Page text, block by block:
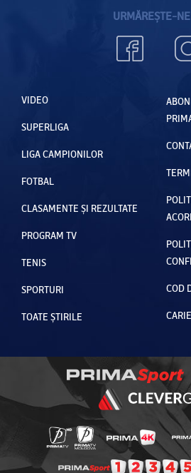
URMĂREȘTE-
VIDEO
SUPERLIGA
LIGA CAMPIONILOR
FOTBAL
CLASAMENTE ȘI REZULTATE
PROGRAM TV
TENIS
SPORTURI
TOATE ȘTIRILE
COD